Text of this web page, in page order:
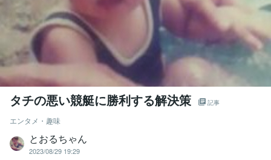
タチの悪い競艇に勝利する解決策 記事
エンタメ・趣味
とおるちゃん
2023/08/29 19:29